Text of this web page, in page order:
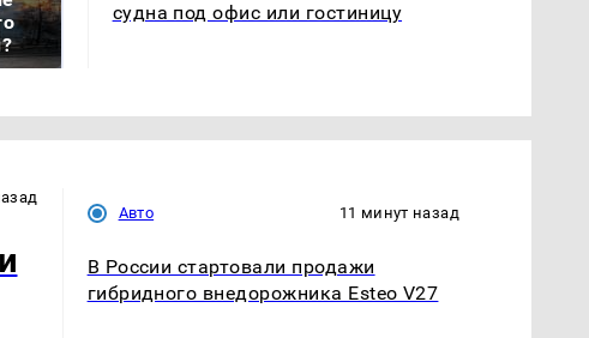
В магазинах России
ажиотаж из-за этого
машину напали и
судна под офис или гостиницу
Авто 11 минут назад
В России стартовали продажи
гибридного внедорожника Esteo V27